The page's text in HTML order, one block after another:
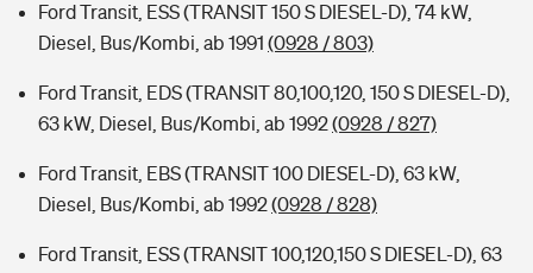
Ford Transit, ESS (TRANSIT 150 S DIESEL-D), 74 kW,
Diesel, Bus/Kombi, ab 1991 (0928 / 803)
Ford Transit, EDS (TRANSIT 80,100,120, 150 S DIESEL-D),
63 kW, Diesel, Bus/Kombi, ab 1992(0928 / 827)
Ford Transit, EBS (TRANSIT 100 DIESEL-D), 63 kW,
Diesel, Bus/Kombi, ab 1992(0928 / 828)
Ford Transit, ESS (TRANSIT 100,120,150 S DIESEL-D), 63